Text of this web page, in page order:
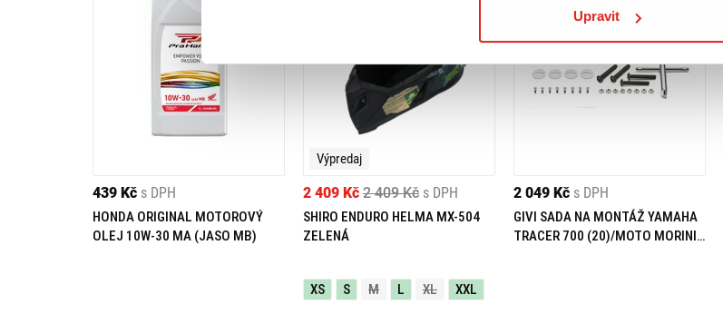
Upravit
439 Kč s DPH
HONDA ORIGINAL MOTOROVÝ
OLEJ 10W-30 MA (JASO MB)
Výpredaj
2 409 Kč
2 409 Kč s DPH
SHIRO ENDURO HELMA MX-504
ZELENÁ
XS S M L XL XXL
2 049 Kč s DPH
GIVI SADA NA MONTÁŽ YAMAHA
TRACER 700 (20)/MOTO MORINI